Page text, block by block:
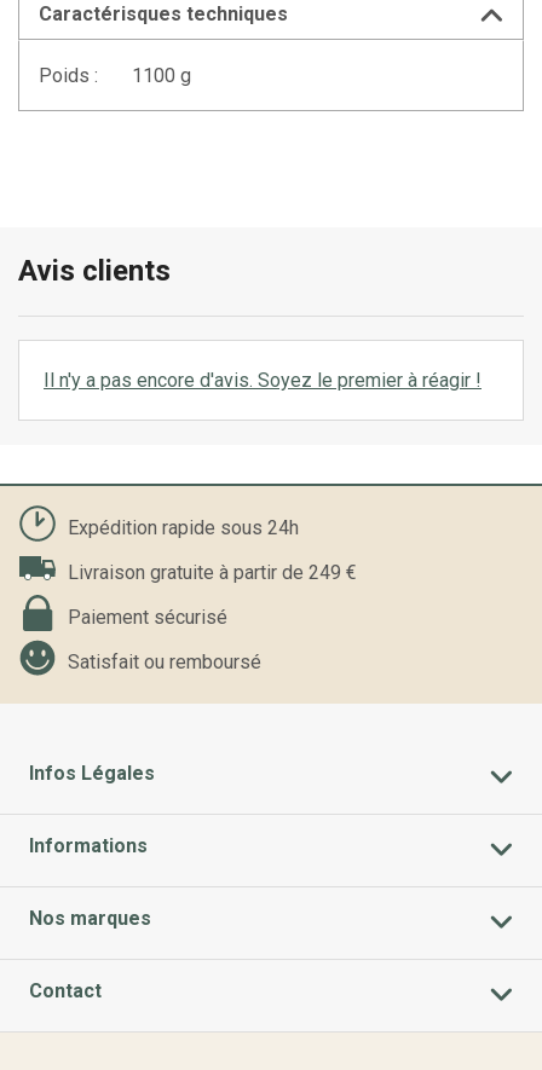
Caractérisques techniques
Poids : 1100 g
Avis clients
Il n'y a pas encore d'avis. Soyez le premier à réagir !
Expédition rapide sous 24h
Livraison gratuite à partir de 249 €
Paiement sécurisé
Satisfait ou remboursé
Infos Légales
Informations
Nos marques
Contact